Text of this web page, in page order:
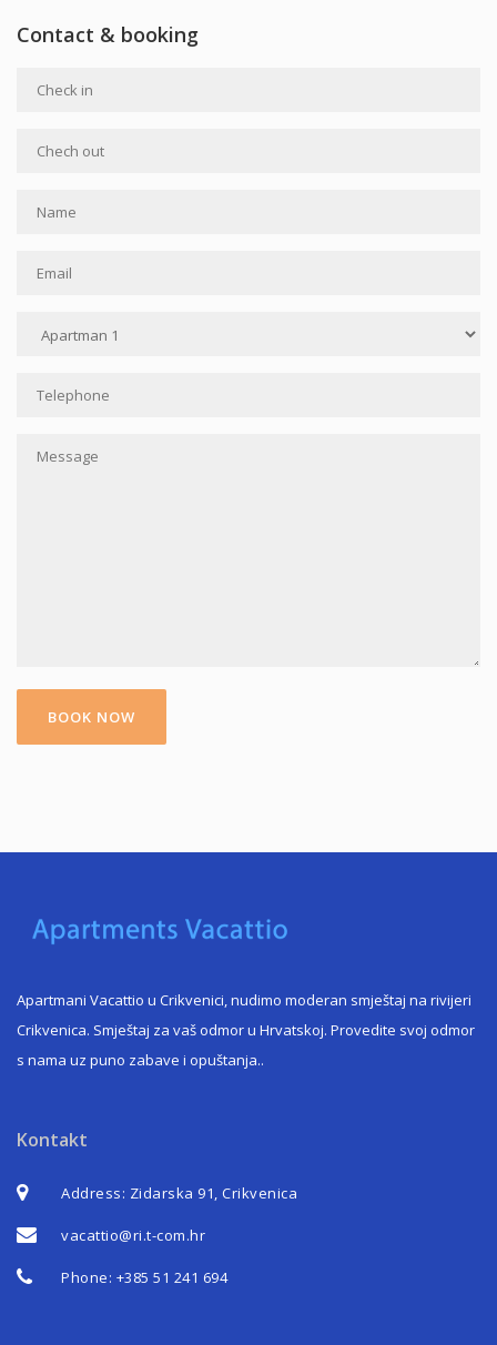
Contact & booking
Apartmani Vacattio u Crikvenici, nudimo moderan smještaj na rivijeri
Crikvenica. Smještaj za vaš odmor u Hrvatskoj. Provedite svoj odmor
s nama uz puno zabave i opuštanja..
Kontakt
Address: Zidarska 91, Crikvenica
vacattio@ri.t-com.hr
Phone: +385 51 241 694